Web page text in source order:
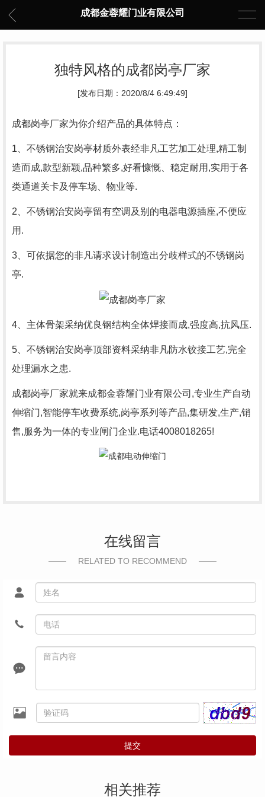
成都金蓉耀门业有限公司
独特风格的成都岗亭厂家
[发布日期：2020/8/4 6:49:49]
成都岗亭厂家为你介绍产品的具体特点：
1、不锈钢治安岗亭材质外表经非凡工艺加工处理,精工制
造而成,款型新颖,品种繁多,好看慷慨、稳定耐用,实用于各
类通道关卡及停车场、物业等.
2、不锈钢治安岗亭留有空调及别的电器电源插座,不便应
用.
3、可依据您的非凡请求设计制造出分歧样式的不锈钢岗
亭.
4、主体骨架采纳优良钢结构全体焊接而成,强度高,抗风压.
5、不锈钢治安岗亭顶部资料采纳非凡防水铰接工艺,完全
处理漏水之患.
成都岗亭厂家就来成都金蓉耀门业有限公司,专业生产自动
伸缩门,智能停车收费系统,岗亭系列等产品,集研发,生产,销
售,服务为一体的专业闸门企业.电话4008018265!
在线留言
RELATED TO RECOMMEND
提交
相关推荐